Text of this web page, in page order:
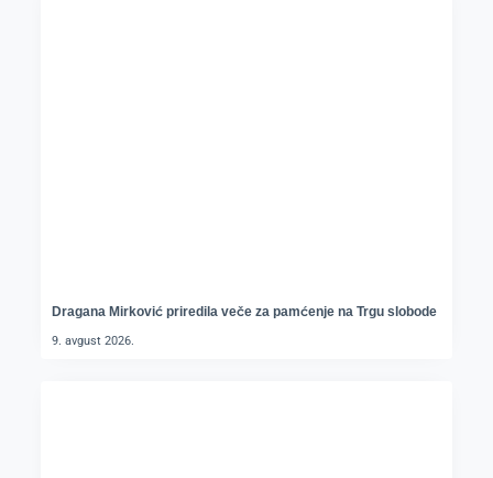
Dragana Mirković priredila veče za pamćenje na Trgu slobode
9. avgust 2026.